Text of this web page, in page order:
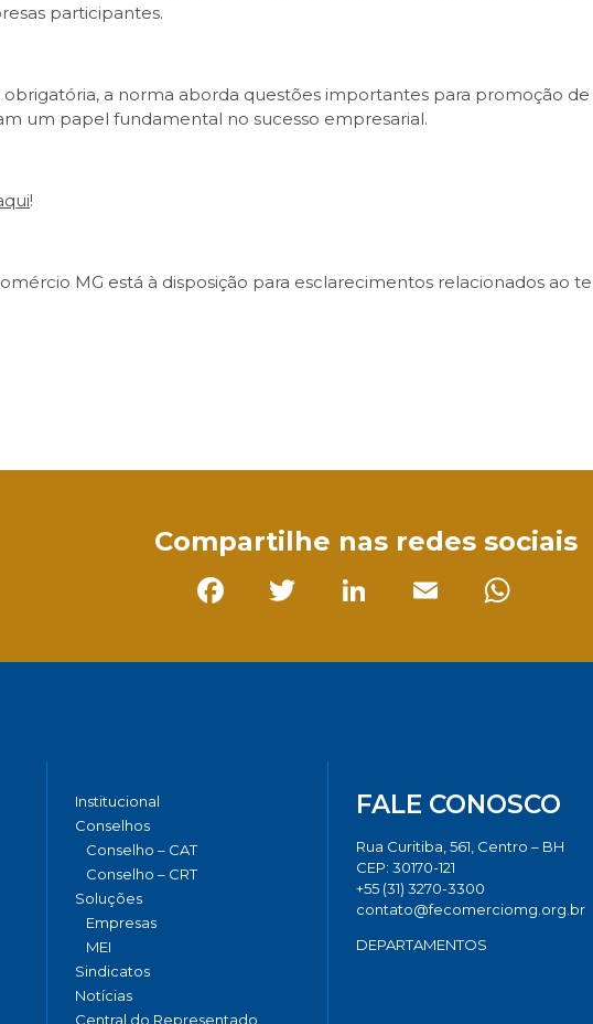
participantes.
obrigatória, a norma aborda questões importantes para promoção
um papel fundamental no sucesso empresarial.
!
MG está à disposição para esclarecimentos relacionados ao
Compartilhe nas redes sociais
Institucional
Conselhos
Conselho – CAT
Conselho – CRT
Soluções
Empresas
MEI
Sindicatos
Notícias
Central do Representado
FALE CONOSCO
Rua Curitiba, 561, Centro – BH
CEP: 30170-121
+55 (31) 3270-3300
contato@fecomerciomg.org.br
DEPARTAMENTOS